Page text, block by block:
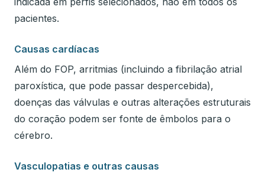
pacientes.
Causas cardíacas
Além do FOP, arritmias (incluindo a fibrilação atrial
paroxística, que pode passar despercebida),
doenças das válvulas e outras alterações estruturais
do coração podem ser fonte de êmbolos para o
cérebro.
Vasculopatias e outras causas